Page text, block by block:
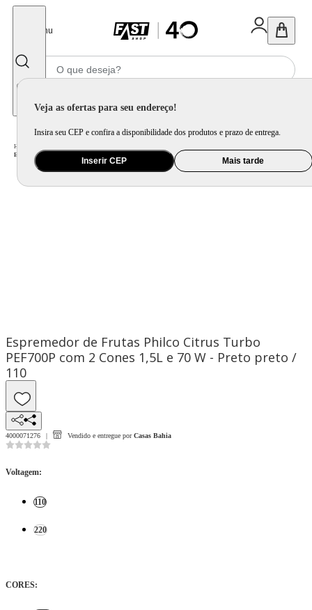
Menu
Veja as ofertas para seu endereço!
Insira seu CEP e confira a disponibilidade dos produtos e prazo de entrega.
Inserir CEP Mais tarde
Home
Espremedor de Frutas Philco Citrus Turbo PEF700P com 2 Cones 1,5L e 70 W - Preto
Espremedor de Frutas Philco Citrus Turbo
PEF700P com 2 Cones 1,5L e 70 W - Preto preto /
110
4000071276 Vendido e entregue por Casas Bahia
Voltagem:
110
220
CORES: